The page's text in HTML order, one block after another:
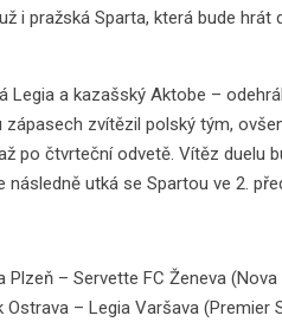
i pražská Sparta, která bude
Legia a kazašský Aktobe –
zvítězil polský tým,
po čtvrteční odvetě. Vítěz duelu
utká se Spartou ve 2.
– Servette FC Ženeva
Ostrava – Legia Varšava (Premier